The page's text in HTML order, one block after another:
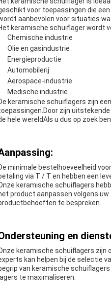
voor toepassingen die
aanbevolen voor situaties
keramische schuiflager wordt
Chemische industrie
Olie en gasindustrie
Energieproductie
Automobilerij
Aerospace-industrie
Medische industrie
keramische schuiflagers zijn
zijn
hele wereldAls u dus op zoek
minimale bestelhoeveelheid
via T / T en hebben een
keramische schuiflagers
product aanpassen volgens
te bespreken.
en
keramische schuiflagers zijn
kan helpen bij de selectie
van keramische
te maximaliseren.